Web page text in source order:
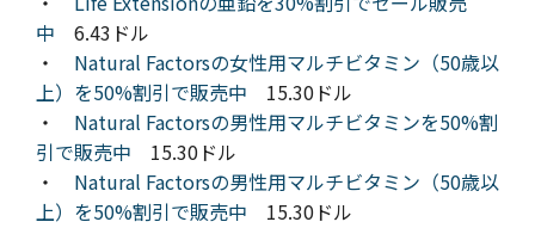
中 6.43ドル
・ Natural Factorsの女性用マルチビタミン（50歳以
上）を50%割引で販売中 15.30ドル
・ Natural Factorsの男性用マルチビタミンを50%割
引で販売中 15.30ドル
・ Natural Factorsの男性用マルチビタミン（50歳以
上）を50%割引で販売中 15.30ドル